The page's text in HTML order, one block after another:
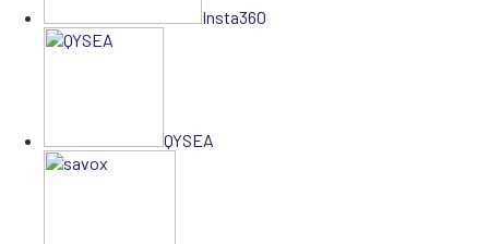
Insta360
QYSEA